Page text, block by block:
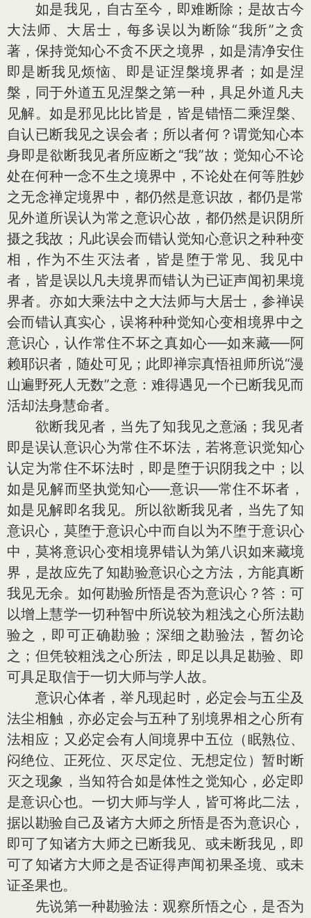
如是我见，自古至今，即难断除；是故古今
大法师、大居士，每多误以为断除“我所”之贪
著，保持觉知心不贪不厌之境界，如是清净安住
即是断我见烦恼、即是证涅槃境界者；如是涅
槃，同于外道五见涅槃之第一种，具足外道凡夫
见解。如是邪见比比皆是，皆是错悟二乘涅槃、
自认已断我见之误会者；所以者何？谓觉知心本
身即是欲断我见者所应断之“我”故；觉知心不论
处在何种一念不生之境界中，不论处在何等胜妙
之无念禅定境界中，都仍然是意识故，都仍是常
见外道所误认为常之意识心故，都仍然是识阴所
摄之我故；凡此误会而错认觉知心意识之种种变
相，作为不生灭法者，皆是堕于常见、我见中
者，皆是误以凡夫境界而错认为已证声闻初果境
界者。亦如大乘法中之大法师与大居士，参禅误
会而错认真实心，误将种种觉知心变相境界中之
意识心，认作常住不坏之真如心──如来藏──阿
赖耶识者，随处可见；此即禅宗真悟祖师所说“漫
山遍野死人无数”之意：难得遇见一个已断我见而
活却法身慧命者。
欲断我见者，当先了知我见之意涵；我见者
即是误认意识心为常住不坏法，若将意识觉知心
认定为常住不坏法时，即是堕于识阴我之中；以
如是见解而坚执觉知心──意识──常住不坏者，
如是见解即名我见。所以欲断我见者，当先了知
意识心，莫堕于意识心中而自以为不堕于意识心
中，莫将意识心变相境界错认为第八识如来藏境
界，是故应先了知勘验意识心之方法，方能真断
我见无余。如何勘验所悟是否为意识心？答：可
以增上慧学一切种智中所说较为粗浅之心所法勘
验之，即可正确勘验；深细之勘验法，暂勿论
之；但凭较粗浅之心所法，即足以具足勘验、即
可具足取信于一切大师与学人故。
意识心体者，举凡现起时，必定会与五尘及
法尘相触，亦必定会与五种了别境界相之心所有
法相应；又必定会有人间境界中五位（眠熟位、
闷绝位、正死位、灭尽定位、无想定位）暂时断
灭之现象，当知符合如是体性之觉知心，必定即
是意识心也。一切大师与学人，皆可将此二法，
据以勘验自己及诸方大师之所悟是否为意识心，
即可了知诸方大师之已断我见、或未断我见，即
可了知诸方大师之是否证得声闻初果圣境、或未
证圣果也。
先说第一种勘验法：观察所悟之心，是否为